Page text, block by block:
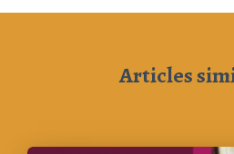
Articles